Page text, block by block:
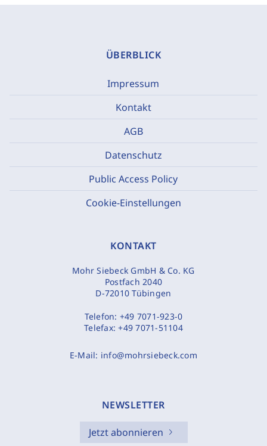
ÜBERBLICK
Impressum
Kontakt
AGB
Datenschutz
Public Access Policy
Cookie-Einstellungen
KONTAKT
Mohr Siebeck GmbH & Co. KG
Postfach 2040
D-72010 Tübingen
Telefon: +49 7071-923-0
Telefax:+49 7071-51104
E-Mail: info@mohrsiebeck.com
NEWSLETTER
Jetzt abonnieren